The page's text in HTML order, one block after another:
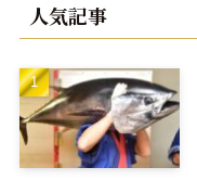
人気記事